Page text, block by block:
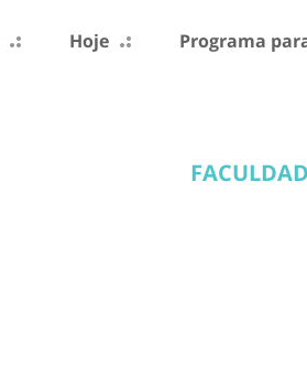
Hoje Programa